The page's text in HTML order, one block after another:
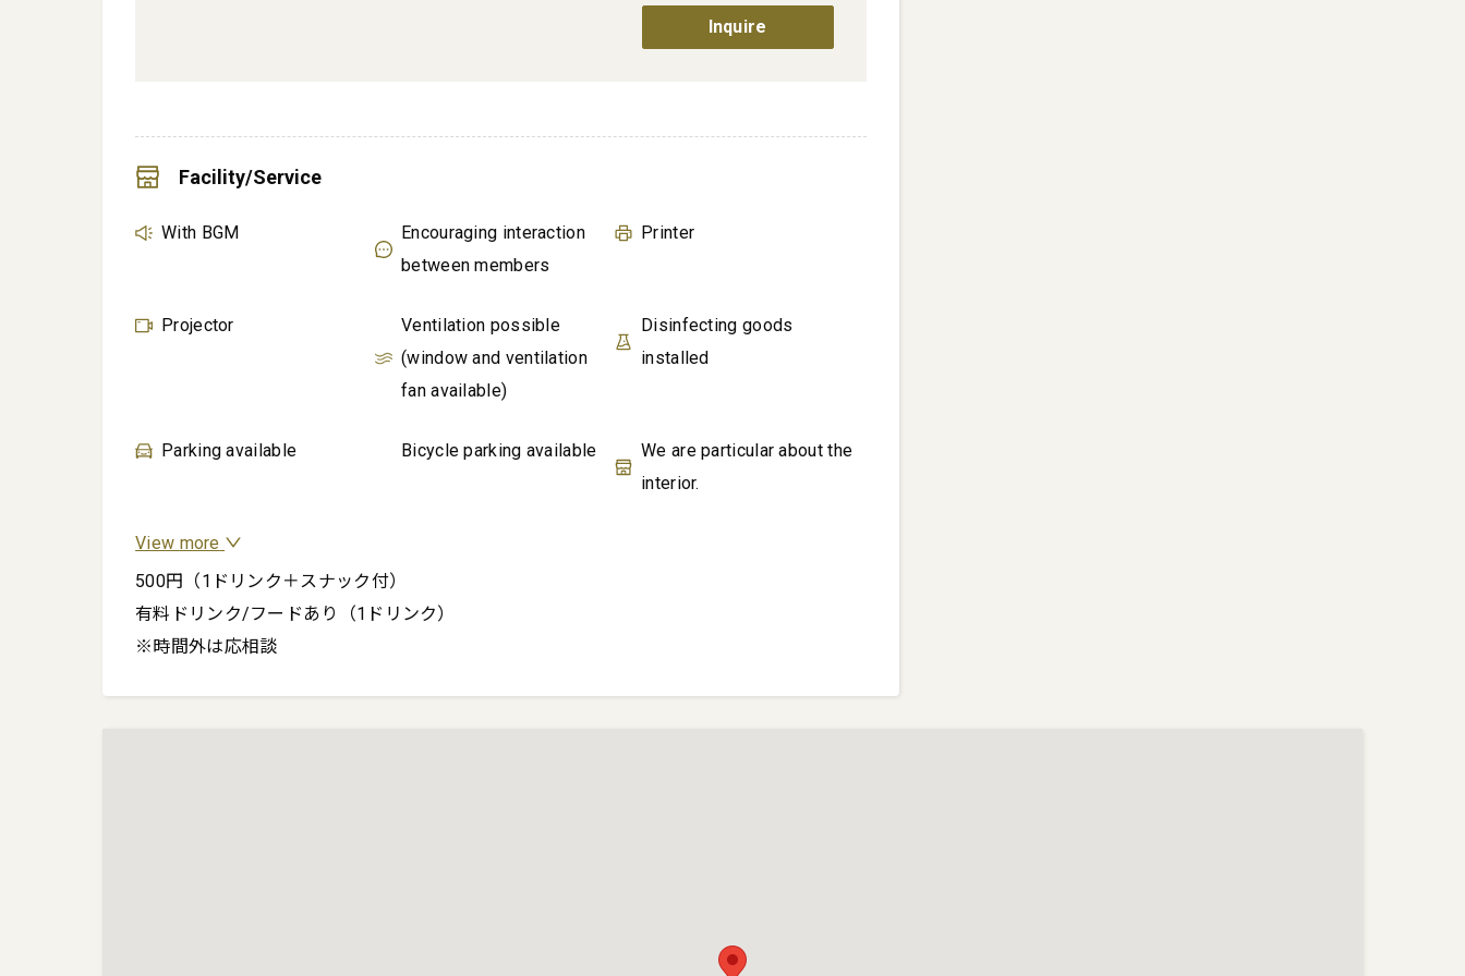
Inquire
Facility/Service
With BGM
Encouraging interaction
between members
Printer
Projector
Ventilation possible
(window and ventilation
fan available)
Disinfecting goods
installed
Parking available Bicycle parking available
We are particular about the
interior.
View more
500円（1ドリンク＋スナック付）
有料ドリンク/フードあり（1ドリンク）
※時間外は応相談